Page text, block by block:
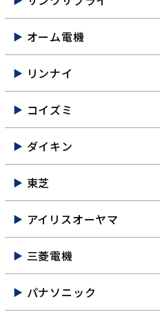
オーム電機
リンナイ
コイズミ
ダイキン
東芝
アイリスオーヤマ
三菱電機
パナソニック